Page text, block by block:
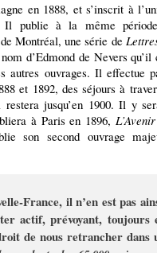
en 1888, et s’inscrit à
Il publie à la même
de Montréal, une série de
d’Edmond de Nevers qu’il
autres ouvrages. Il effectue
et 1892, des séjours à
jusqu’en 1900. Il y
à Paris en 1896,
son second ouvrage
France, il n’en est pas
actif, prévoyant, toujours
de nous retrancher dans